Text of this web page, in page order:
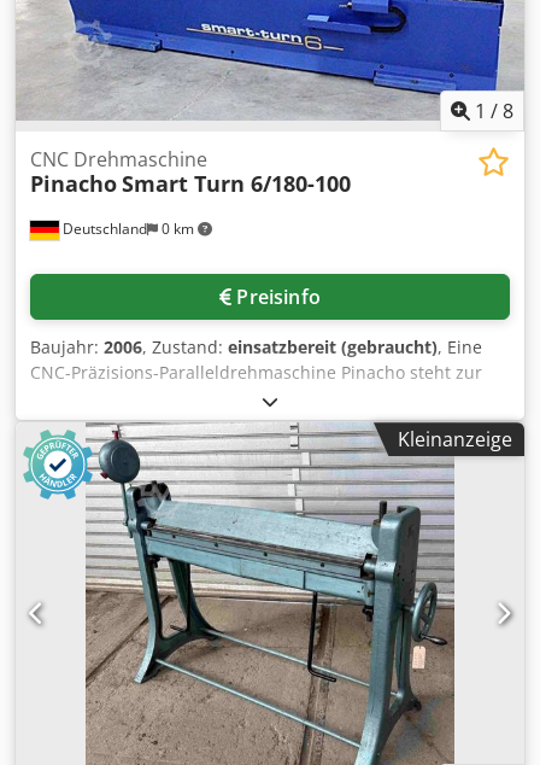
1 /8
Deutschland 0 km
CNC Drehmaschine
PinachoSmart Turn 6/180-100
Preisinfo
Baujahr: 2006, Zustand: einsatzbereit (gebraucht), Eine
CNC-Präzisions-Paralleldrehmaschine Pinacho steht zur
Verfügung. Spitzenhöhe: 180mm, Spitzenweite: 750mm-
1000mm, Drehdurchmesser über
Führungsbett/Längsschlitten/Querschlitten:
360mm/335mm/198mm, Bettbreite: 250mm, Bohrung:
42mm, Drehzahl: 4000U/min, Vorschub X/Z: 10m/min,
Eilgang X/Z: 10m/min. Reitstockschaftdurchmesser: 58mm,
Reitstockschaftlänge: 200mm, Morsekegel: MK3, min.
Durchgang der mitlaufenden/festen Lünette: 10mm, max.
Durchgang der mitlaufenden/festen Lünette:
70mm/114mm, Steuerung: Fanuc 0i. Dokumentation
vorhanden. Eine Besichtigung vor Ort ist möglich Csdpfx
Apjwftcvsnoha
Kleinanzeige